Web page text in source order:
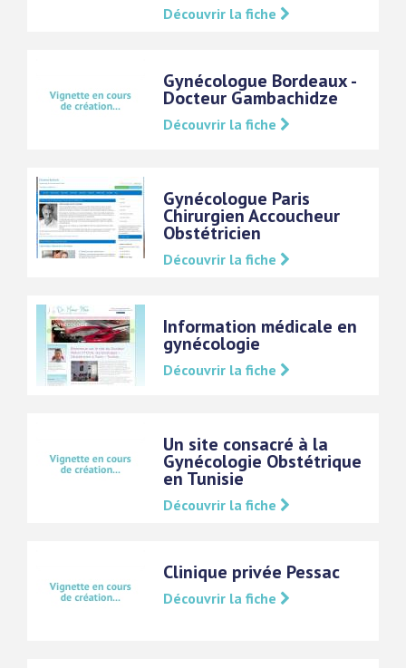
Découvrir la fiche
Gynécologue Bordeaux -
Docteur Gambachidze
Découvrir la fiche
Gynécologue Paris
Chirurgien Accoucheur
Obstétricien
Découvrir la fiche
Information médicale en
gynécologie
Découvrir la fiche
Un site consacré à la
Gynécologie Obstétrique
en Tunisie
Découvrir la fiche
Clinique privée Pessac
Découvrir la fiche